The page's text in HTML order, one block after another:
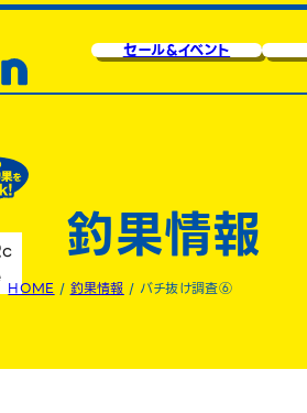
セール&イベント
釣果情報
HOME / 釣果情報 / バチ抜け調査⑥